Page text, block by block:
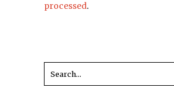
processed.